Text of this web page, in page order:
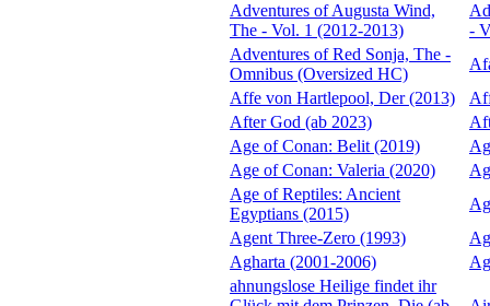
Adventures of Augusta Wind,
The - Vol. 1 (2012-2013)
-
Adventures of Red Sonja, The -
Omnibus (Oversized HC)
Affe von Hartlepool, Der (2013)
After God (ab 2023)
Age of Conan: Belit (2019)
Age of Conan: Valeria (2020)
Age of Reptiles: Ancient
Egyptians (2015)
Agent Three-Zero (1993)
Agharta (2001-2006)
ahnungslose Heilige findet ihr